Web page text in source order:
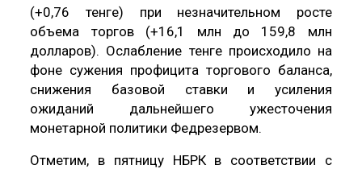
(+0,76 тенге) при незначительном росте
объема торгов (+16,1 млн до 159,8 млн
долларов). Ослабление тенге происходило на
фоне сужения профицита торгового баланса,
снижения базовой ставки и усиления
ожиданий дальнейшего ужесточения
монетарной политики Федрезервом.
Отметим, в пятницу НБРК в соответствии с